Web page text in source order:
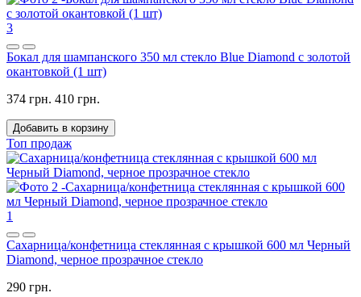
3
Бокал для шампанского 350 мл стекло Blue Diamond с золотой
окантовкой (1 шт)
374 грн. 410 грн.
Добавить в корзину
Топ продаж
1
Сахарница/конфетница стеклянная с крышкой 600 мл Черный
Diamond, черное прозрачное стекло
290 грн.